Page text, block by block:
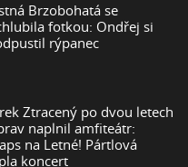
Brzobohatá se
fotkou: Ondřej si
rýpanec
Ztracený po dvou letech
naplnil amfiteátr:
na Letné! Pártlová
koncert